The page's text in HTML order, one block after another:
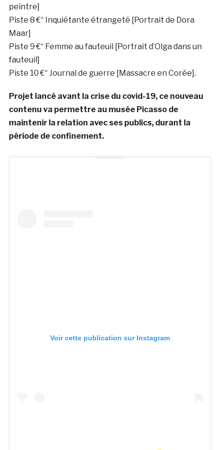
peintre]
Piste 8 €“ Inquiétante étrangeté [Portrait de Dora
Maar]
Piste 9 €“ Femme au fauteuil [Portrait d’Olga dans un
fauteuil]
Piste 10 €“ Journal de guerre [Massacre en Corée].
Projet lancé avant la crise du covid-19, ce nouveau
contenu va permettre au musée Picasso de
maintenir la relation avec ses publics, durant la
période de confinement.
Voir cette publication sur Instagram